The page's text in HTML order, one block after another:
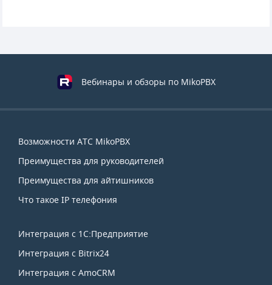
Вебинары и обзоры по MikoPBX
Навигация
по
сайту
Возможности АТС MikoPBX
Преимущества для руководителей
Преимущества для айтишников
Что такое IP телефония
Интеграция с 1С:Предприятие
Интеграция с Bitrix24
Интеграция с AmoCRM